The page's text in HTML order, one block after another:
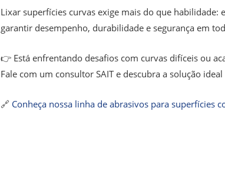
Lixar superfícies curvas exige mais do que habilidade:
garantir desempenho, durabilidade e segurança em
👉 Está enfrentando desafios com curvas difíceis ou
Fale com um consultor SAIT e descubra a solução
🔗 Conheça nossa linha de abrasivos para superfícies